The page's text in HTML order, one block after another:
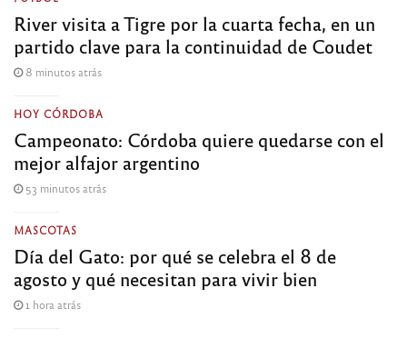
River visita a Tigre por la cuarta fecha, en un
partido clave para la continuidad de Coudet
8 minutos atrás
HOY CÓRDOBA
Campeonato: Córdoba quiere quedarse con el
mejor alfajor argentino
53 minutos atrás
MASCOTAS
Día del Gato: por qué se celebra el 8 de
agosto y qué necesitan para vivir bien
1 hora atrás